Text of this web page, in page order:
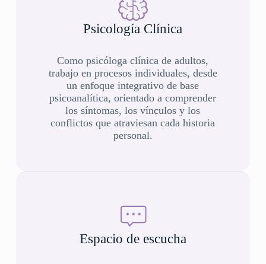
Psicología Clínica
Como psicóloga clínica de adultos,
trabajo en procesos individuales, desde
un enfoque integrativo de base
psicoanalítica, orientado a comprender
los síntomas, los vínculos y los
conflictos que atraviesan cada historia
personal.
Espacio de escucha